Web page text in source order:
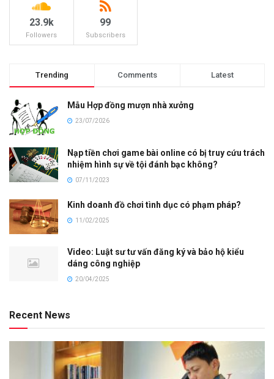
23.9k
Followers
99
Subscribers
Trending Comments Latest
Mẫu Hợp đồng mượn nhà xưởng
23/07/2026
Nạp tiền chơi game bài online có bị truy cứu trách
nhiệm hình sự về tội đánh bạc không?
07/11/2023
Kinh doanh đồ chơi tình dục có phạm pháp?
11/02/2025
Video: Luật sư tư vấn đăng ký và bảo hộ kiểu
dáng công nghiệp
20/04/2025
Recent News